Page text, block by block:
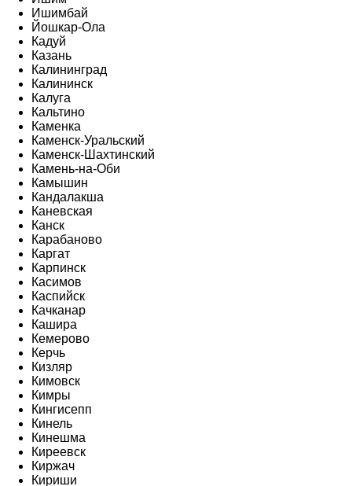
Ишимбай
Йошкар-Ола
Кадуй
Казань
Калининград
Калининск
Калуга
Кальтино
Каменка
Каменск-Уральский
Каменск-Шахтинский
Камень-на-Оби
Камышин
Кандалакша
Каневская
Канск
Карабаново
Каргат
Карпинск
Касимов
Каспийск
Качканар
Кашира
Кемерово
Керчь
Кизляр
Кимовск
Кимры
Кингисепп
Кинель
Кинешма
Киреевск
Киржач
Кириши